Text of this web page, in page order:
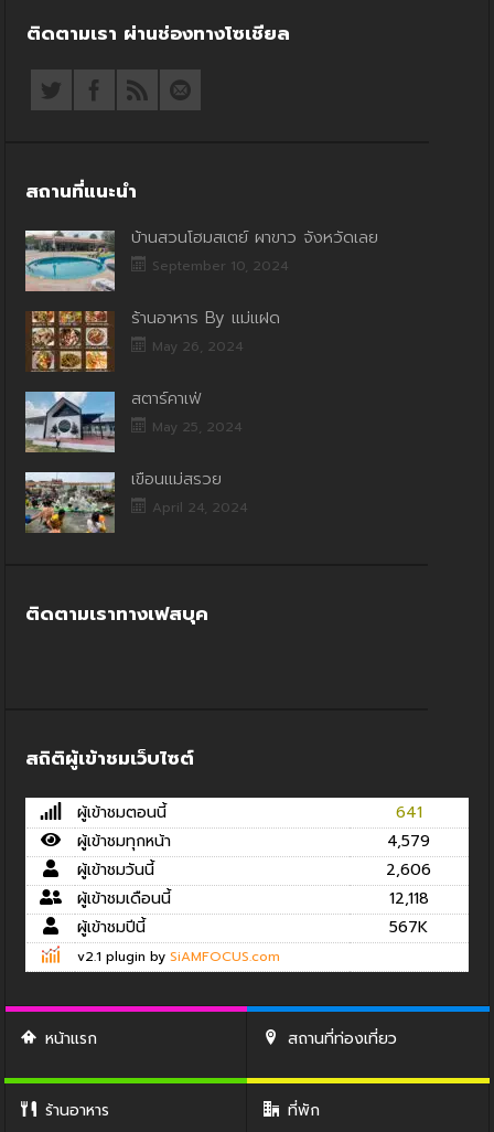
ติดตามเรา ผ่านช่องทางโซเชียล
สถานที่แนะนำ
บ้านสวนโฮมสเตย์ ผาขาว จังหวัดเลย
September 10, 2024
ร้านอาหาร By แม่แฝด
May 26, 2024
สตาร์คาเฟ่
May 25, 2024
เขื่อนแม่สรวย
April 24, 2024
ติดตามเราทางเฟสบุค
สถิติผู้เข้าชมเว็บไซต์
ผู้เข้าชมตอนนี้
641
ผู้เข้าชมทุกหน้า
4,579
ผู้เข้าชมวันนี้
2,606
ผู้เข้าชมเดือนนี้
12,118
ผู้เข้าชมปีนี้
567K
v2.1 plugin by SiAMFOCUS.com
หน้าแรก สถานที่ท่องเที่ยว
ร้านอาหาร ที่พัก